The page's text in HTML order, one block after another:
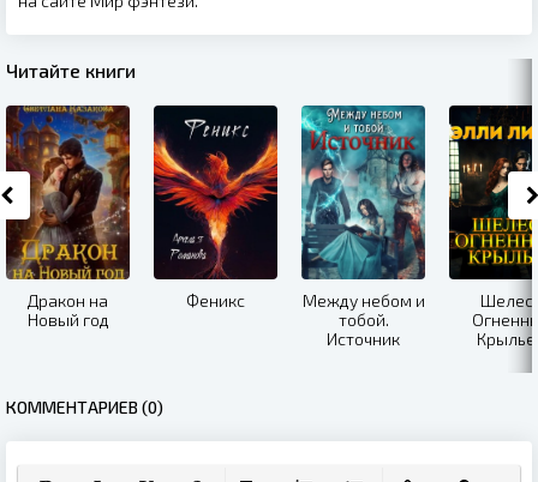
Читайте книги
Дракон на
Новый год
Феникс
Между небом и
тобой.
Источник
КОММЕНТАРИЕВ (0)